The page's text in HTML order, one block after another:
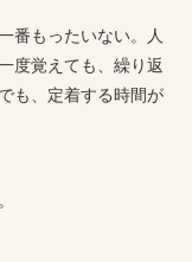
番もったいない。人
度覚えても、繰り返
も、定着する時間が